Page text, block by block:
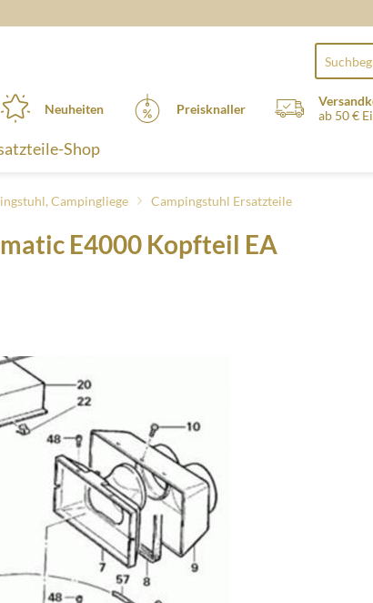
Neuheiten Preisknaller
ab 50 €
Shop
Campingliege Campingstuhl Ersatzteile
E4000 Kopfteil EA